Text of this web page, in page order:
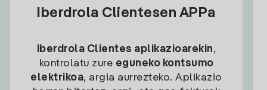
Iberdrola Clientesen APPa
Iberdrola Clientes aplikazioarekin,
kontrolatu zure eguneko kontsumo
elektrikoa, argia aurrezteko. Aplikazio